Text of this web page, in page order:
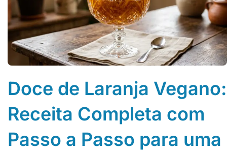
Doce de Laranja Vegano:
Receita Completa com
Passo a Passo para uma